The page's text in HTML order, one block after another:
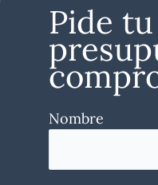
Pide tu
Nombre